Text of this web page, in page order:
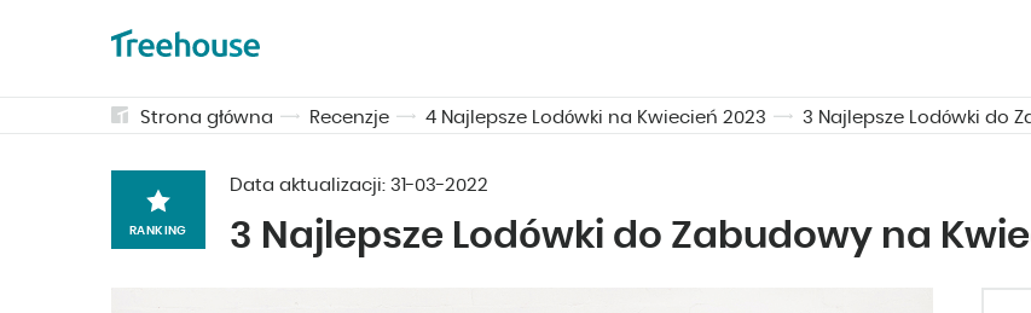
Strona główna Recenzje 4 Najlepsze Lodówki na Kwiecień 2023 3 Najlepsze Lodówki do
RANKING
Data aktualizacji: 31-03-2022
3 Najlepsze Lodówki do Zabudowy na